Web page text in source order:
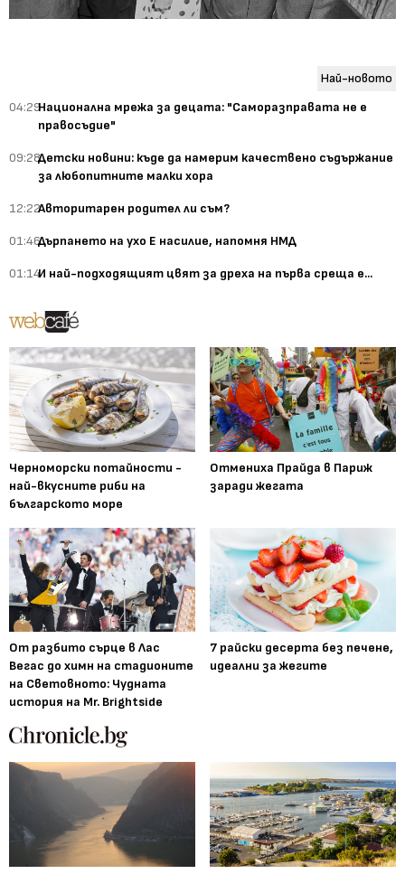
Най-новото
04:29Национална мрежа за децата: "Саморазправата не е
правосъдие"
09:28Детски новини: къде да намерим качествено съдържание
за любопитните малки хора
12:22Авторитарен родител ли съм?
01:46Дърпането на ухо Е насилие, напомня НМД
01:14И най-подходящият цвят за дреха на първа среща е...
Черноморски потайности -
най-вкусните риби на
българското море
Отмениха Прайда в Париж
заради жегата
От разбито сърце в Лас
Вегас до химн на стадионите
на Световното: Чудната
история на Mr. Brightside
7 райски десерта без печене,
идеални за жегите